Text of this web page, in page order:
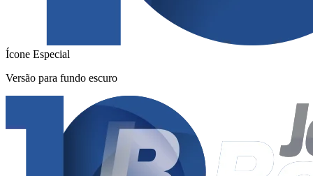
Ícone Especial
Versão para fundo escuro